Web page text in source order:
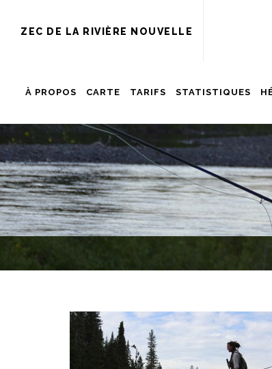
ZEC DE LA RIVIÈRE NOUVELLE
À PROPOS CARTE TARIFS STATISTIQUES